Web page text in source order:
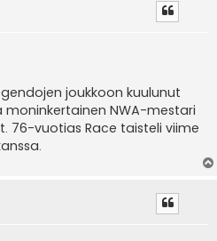
joukkoon kuulunut
moninkertainen NWA-mestari
76-vuotias Race taisteli viime